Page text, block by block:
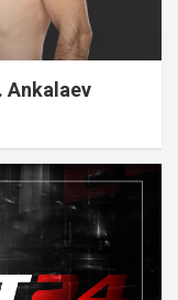
Ankalaev